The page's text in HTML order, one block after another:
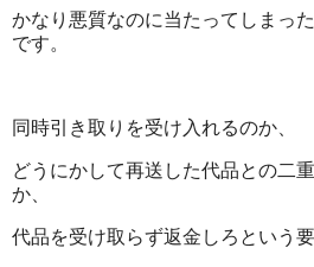
かなり悪質なのに当たってしまっ
です。
同時引き取りを受け入れるのか、
どうにかして再送した代品との二
か、
代品を受け取らず返金しろという